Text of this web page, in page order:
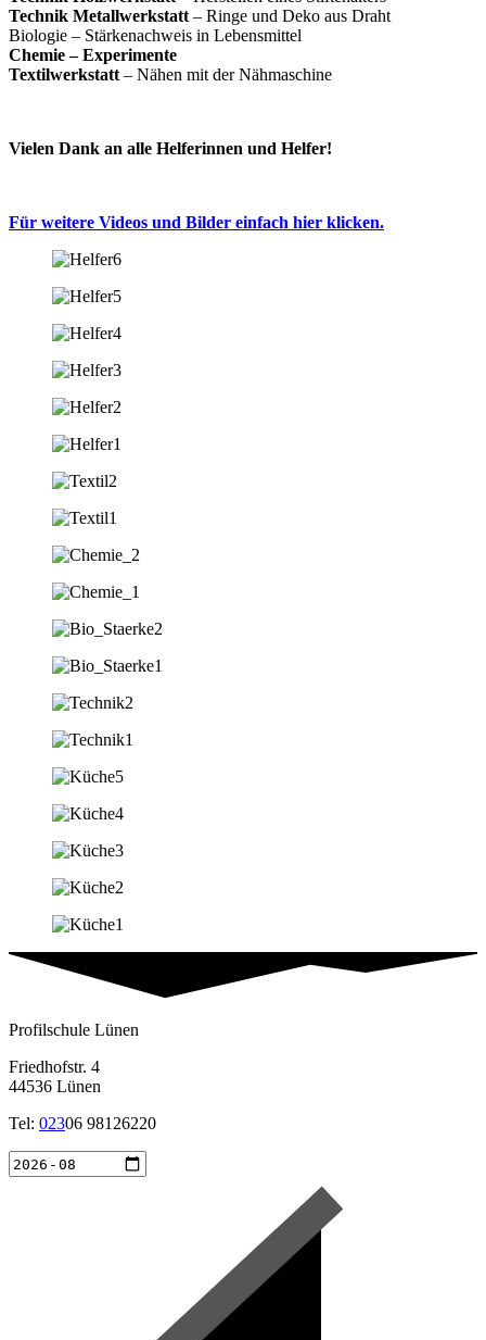
Technik Metallwerkstatt – Ringe und Deko aus Draht
Biologie – Stärkenachweis in Lebensmittel
Chemie – Experimente
Textilwerkstatt – Nähen mit der Nähmaschine
Vielen Dank an alle Helferinnen und Helfer!
Für weitere Videos und Bilder einfach hier klicken.
Profilschule Lünen
Friedhofstr. 4
44536 Lünen
Tel: 02306 98126220